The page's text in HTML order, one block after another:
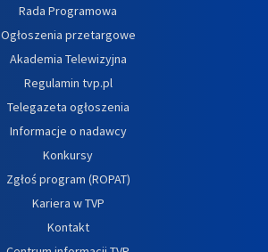
Rada Programowa
Ogłoszenia przetargowe
Akademia Telewizyjna
Regulamin tvp.pl
Telegazeta ogłoszenia
Informacje o nadawcy
Konkursy
Zgłoś program (ROPAT)
Kariera w TVP
Kontakt